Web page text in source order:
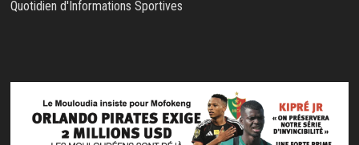
Quotidien d'Informations Sportives